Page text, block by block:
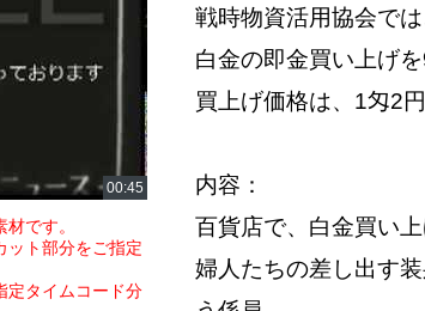
です。
ット部分をご指定
定タイムコード分
戦時物資活用協会で
白金の即金買い上げ
買上げ価格は、1匁2
内容：
百貨店で、白金買い
婦人たちの差し出す